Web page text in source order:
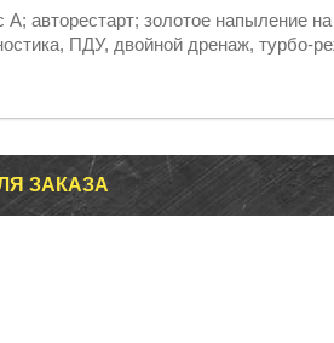
авторестарт; золотое напыление
ПДУ, двойной дренаж, турбо-
ЗАКАЗА